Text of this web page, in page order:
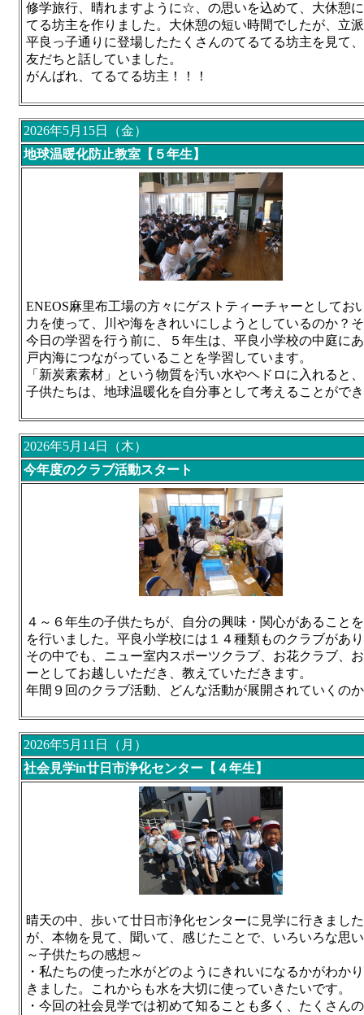
修学旅行、晴れますように☆、の思いを込めて、大休憩
てる坊主を作りました。大休憩の短い時間でしたが、立
平良っ子通りに登場したたくさんのてるてる坊主を見て
友だちと話していました。
がんばれ、てるてる坊主！！！
2026年5月15日（金）
地球温暖化防止教室【５年生】
ENEOS麻里布工場の方々にゲストティーチャーとして
力を使って、川や海をきれいにしようとしているのか？
今日の学習を行う前に、５年生は、平良小学校の中庭に
戸内海につながっていることを学習しています。
「新炭素素材」という物質を汚い水やヘドロに入れる
子供たちは、地球温暖化を自分事として考えることがで
2026年5月14日（木）
今年度のクラブ活動スタート
４～６年生の子供たちが、自分の興味・関心があること
を行いました。平良小学校には １４種類ものクラブがあ
その中でも、ニュー室内スポーツクラブ、お花クラブ、
ーとしてお越しいただき、教えていただきます。
年間９回のクラブ活動、どんな活動が展開されていくの
2026年5月11日（月）
社会見学in廿日市浄化センター【４年生】
晴天の中、歩いて廿日市浄化センターに見学に行きまし
が、本物を見て、聞いて、感じたことで、いろいろな思
～子供たちの感想～
・私たちの使った水がどのようにきれいになるかがわ
きました。これからも水を大切に使っていきたいです。
・今回の社会見学では初めて知ることも多く、たくさ